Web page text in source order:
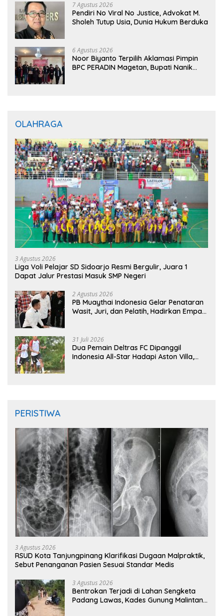
7 Agustus 2026
Pendiri No Viral No Justice, Advokat M.
Sholeh Tutup Usia, Dunia Hukum Berduka
6 Agustus 2026
Noor Biyanto Terpilih Aklamasi Pimpin
BPC PERADIN Magetan, Bupati Nanik
OLAHRAGA
3 Agustus 2026
Liga Voli Pelajar SD Sidoarjo Resmi Bergulir, Juara 1
Dapat Jalur Prestasi Masuk SMP Negeri
2 Agustus 2026
PB Muaythai Indonesia Gelar Penataran
Wasit, Juri, dan Pelatih, Hadirkan Empat
31 Juli 2026
Dua Pemain Deltras FC Dipanggil
Indonesia All-Star Hadapi Aston Villa,
PERISTIWA
3 Agustus 2026
RSUD Kota Tanjungpinang Klarifikasi Dugaan Malpraktik,
Sebut Penanganan Pasien Sesuai Standar Medis
3 Agustus 2026
Bentrokan Terjadi di Lahan Sengketa
Padang Lawas, Kades Gunung Malintang